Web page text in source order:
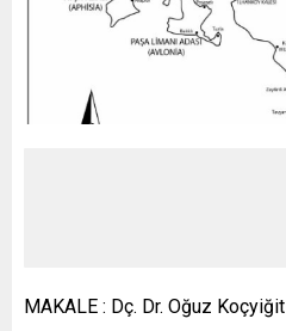
MAKALE : Dç. Dr. Oğuz Koçyiğit